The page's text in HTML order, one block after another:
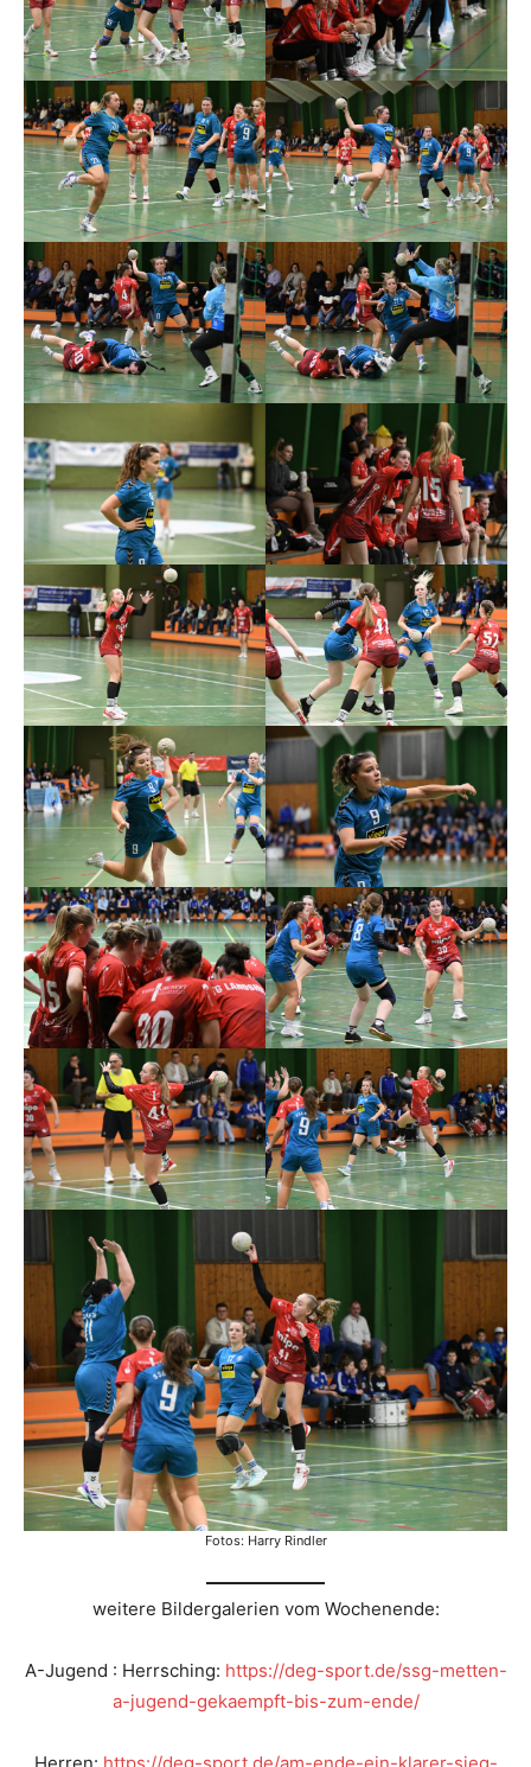
Fotos: Harry Rindler
weitere Bildergalerien vom Wochenende:
A-Jugend : Herrsching: https://deg-sport.de/ssg-metten-
a-jugend-gekaempft-bis-zum-ende/